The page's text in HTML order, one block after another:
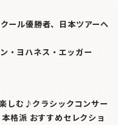
ール優勝者、日本ツアーへ
・ヨハネス・エッガー
しむ♪クラシックコンサー
格派 おすすめセレクショ